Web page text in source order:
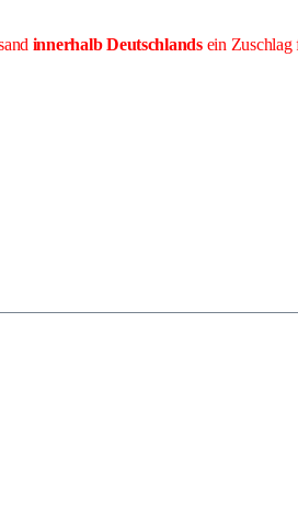
innerhalb Deutschlandsein Zuschlag